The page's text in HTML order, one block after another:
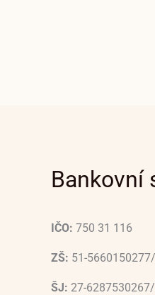
Bankovní
IČO: 750 31 116
ZŠ: 51-
ŠJ: 27-